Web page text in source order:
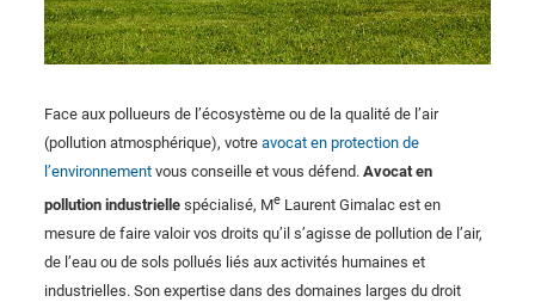
Face aux pollueurs de l’écosystème ou de la qualité de l’air
(pollution atmosphérique), votre avocat en protection de
l’environnement vous conseille et vous défend. Avocat en
pollution industriellespécialisé, MeLaurent Gimalac est en
mesure de faire valoir vos droits qu’il s’agisse de pollution de l’air,
de l’eau ou de sols pollués liés aux activités humaines et
industrielles. Son expertise dans des domaines larges du droit